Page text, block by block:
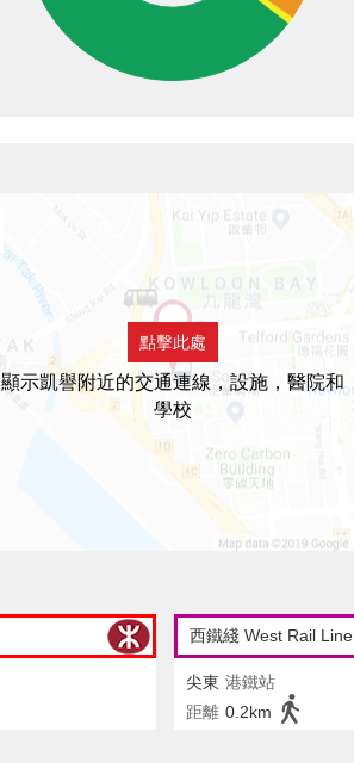
點擊此處
顯示凱譽附近的交通連線，設施，醫院和
學校
西鐵綫 West Rail Line
尖東 港鐵站
距離 0.2km